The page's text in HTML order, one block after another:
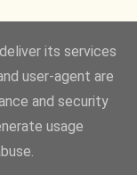
its services
user-agent are
and security
usage